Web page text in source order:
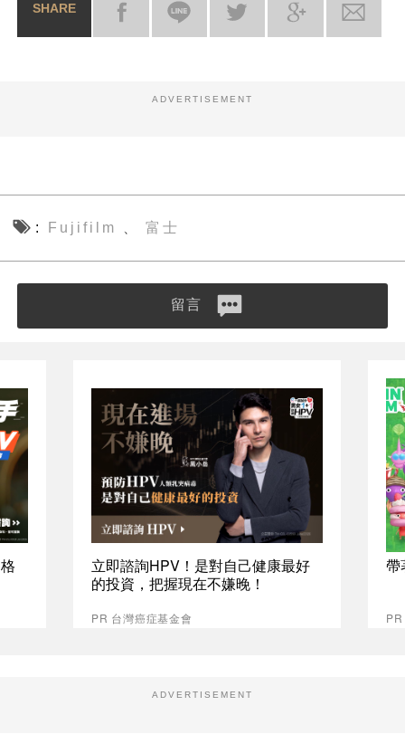
SHARE
ADVERTISEMENT
Fujifilm 、 富士
留言
立即諮詢HPV！是對自己健康最好
的投資，把握現在不嫌晚！
PR 台灣癌症基金會
帶
ADVERTISEMENT